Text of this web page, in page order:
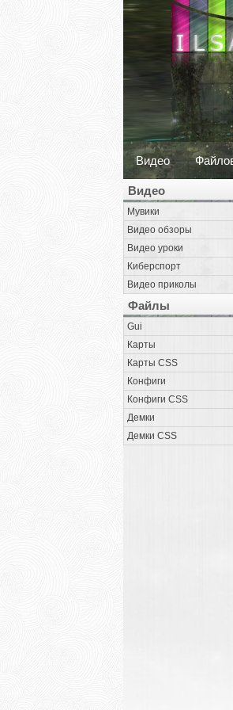
Видео
Видео
Мувики
Видео обзоры
Видео уроки
Киберспорт
Видео приколы
Файлы
Gui
Карты
Карты CSS
Конфиги
Конфиги CSS
Демки
Демки CSS